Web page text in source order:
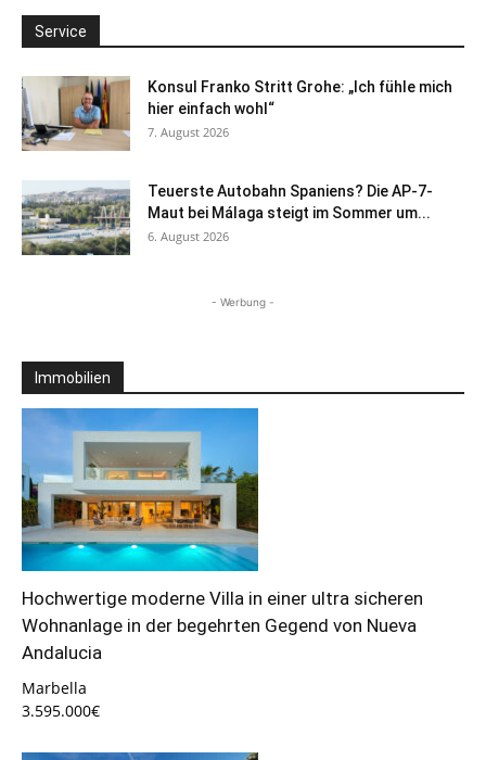
Service
Konsul Franko Stritt Grohe: „Ich fühle mich
hier einfach wohl“
7. August 2026
Teuerste Autobahn Spaniens? Die AP-7-
Maut bei Málaga steigt im Sommer um...
6. August 2026
- Werbung -
Immobilien
Hochwertige moderne Villa in einer ultra sicheren
Wohnanlage in der begehrten Gegend von Nueva
Andalucia
Marbella
3.595.000€